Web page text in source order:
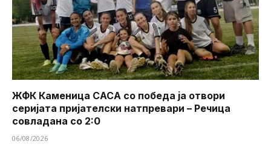
ЖФК Каменица САСА со победа ја отвори
серијата пријателски натпревари – Речица
совладана со 2:0
06/08/2026